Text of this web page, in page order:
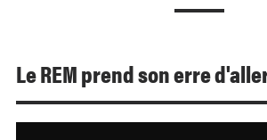
Le REM prend son erre